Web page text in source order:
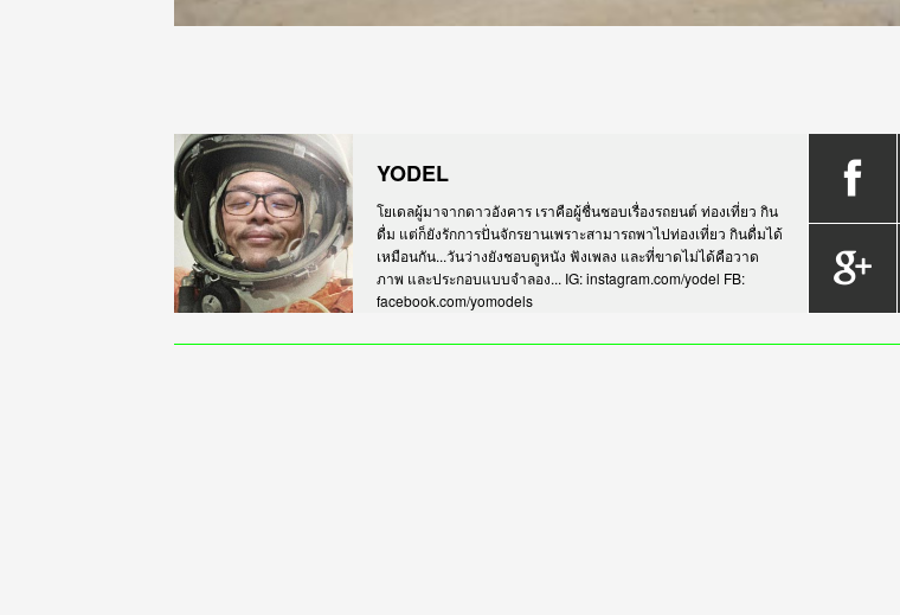
YODEL
โยเดลผู้มาจากดาวอังคาร เราคือผู้ชื่นชอบเรื่องรถยนต์ ท่องเที่ยว กิน
ดื่ม แต่ก็ยังรักการปั่นจักรยานเพราะสามารถพาไปท่องเที่ยว กินดื่มได้
เหมือนกัน...วันว่างยังชอบดูหนัง ฟังเพลง และที่ขาดไม่ได้คือวาด
ภาพ และประกอบแบบจำลอง... IG: instagram.com/yodel FB:
facebook.com/yomodels